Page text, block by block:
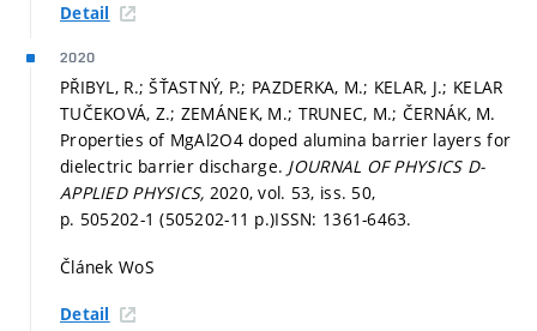
Detail
2020
PŘIBYL, R.; ŠŤASTNÝ, P.; PAZDERKA, M.; KELAR, J.; KELAR
TUČEKOVÁ, Z.; ZEMÁNEK, M.; TRUNEC, M.; ČERNÁK, M.
Properties of MgAl2O4 doped alumina barrier layers for
dielectric barrier discharge. JOURNAL OF PHYSICS D-
APPLIED PHYSICS, 2020, vol. 53, iss. 50,
p. 505202-1 (505202-11 p.)ISSN: 1361-6463.
Článek WoS
Detail